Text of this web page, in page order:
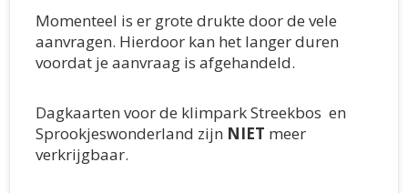
Geboortedatum*
School*
Momenteel is er grote drukte door de vele
aanvragen. Hierdoor kan het langer duren
voordat je aanvraag is afgehandeld.
Dagkaarten voor de klimpark Streekbos en
Sprookjeswonderland zijn NIET meer
verkrijgbaar.